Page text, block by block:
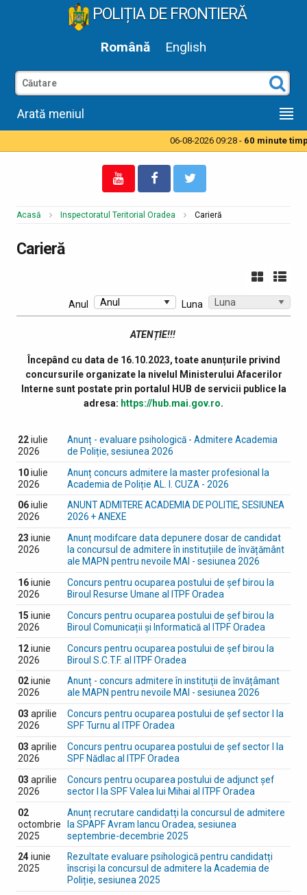
POLIȚIA DE FRONTIERĂ
Română English
Arată meniul
06-08-2026 09:28 -60 minute timp
Acasă Inspectoratul Teritorial Oradea Carieră
Carieră
Luna
Anul
ATENȚIE!!!
Începând cu data de 16.10.2023, toate anunțurile privind
concursurile organizate la nivelul Ministerului Afacerilor
Interne sunt postate prin portalul HUB de servicii publice la
adresa: https://hub.mai.gov.ro.
22iulie
2026
Anunț - evaluare psihologică - Admitere Academia
de Poliție, sesiunea 2026
10iulie
2026
Anunț concurs admitere la master profesional la
Academia de Poliție AL. I. CUZA - 2026
06iulie
2026
ANUNT ADMITERE ACADEMIA DE POLITIE, SESIUNEA
2026 + ANEXE
23 iunie
2026
Anunț modifcare data depunere dosar de candidat
la concursul de admitere în instituțiile de învățământ
ale MAPN pentru nevoile MAI - sesiunea 2026
16iunie
2026
Concurs pentru ocuparea postului de șef birou la
Biroul Resurse Umane al ITPF Oradea
15 iunie
2026
Concurs pentru ocuparea postului de șef birou la
Biroul Comunicații și Informatică al ITPF Oradea
12iunie
2026
Concurs pentru ocuparea postului de șef birou la
Biroul S.C.T.F. al ITPF Oradea
02iunie
2026
Anunț - concurs admitere în instituții de învățâmant
ale MAPN pentru nevoile MAI - sesiunea 2026
03 aprilie
2026
Concurs pentru ocuparea postului de șef sector I la
SPF Turnu al ITPF Oradea
03 aprilie
2026
Concurs pentru ocuparea postului de șef sector I la
SPF Nădlac al ITPF Oradea
03 aprilie
2026
Concurs pentru ocuparea postului de adjunct șef
sector I la SPF Valea lui Mihai al ITPF Oradea
02
octombrie
2025
Anunț recrutare candidatți la concursul de admitere
la SPAPF Avram Iancu Oradea, sesiunea
septembrie-decembrie 2025
24 iunie
2025
Rezultate evaluare psihologică pentru candidatți
înscriși la concursul de admitere la Academia de
Poliție, sesiunea 2025